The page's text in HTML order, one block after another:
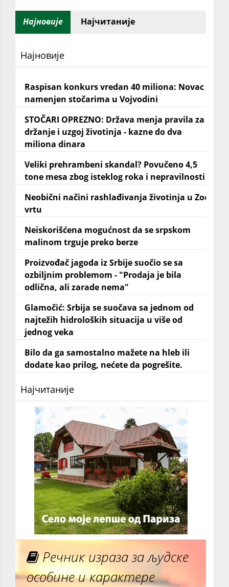
Најновије Најчитаније
Најновије
Raspisan konkurs vredan 40 miliona: Novac
namenjen stočarima u Vojvodini
STOČARI OPREZNO: Država menja pravila za
držanje i uzgoj životinja - kazne do dva
miliona dinara
Veliki prehrambeni skandal? Povučeno 4,5
tone mesa zbog isteklog roka i nepravilnosti
Neobični načini rashlađivanja životinja u Zoo
vrtu
Neiskorišćena mogućnost da se srpskom
malinom trguje preko berze
Proizvođač jagoda iz Srbije suočio se sa
ozbiljnim problemom - "Prodaja je bila
odlična, ali zarade nema"
Glamočić: Srbija se suočava sa jednom od
najtežih hidroloških situacija u više od
jednog veka
Bilo da ga samostalno mažete na hleb ili
dodate kao prilog, nećete da pogrešite.
Најчитаније
Речник израза за људске
особине и карактере